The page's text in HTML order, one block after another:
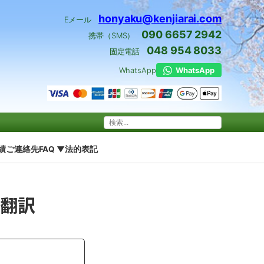
Eメール honyaku@kenjiarai.com
携帯（SMS） 090 6657 2942
固定電話 048 954 8033
WhatsApp WhatsApp
ご連絡先FAQ ▼法的表記
訳